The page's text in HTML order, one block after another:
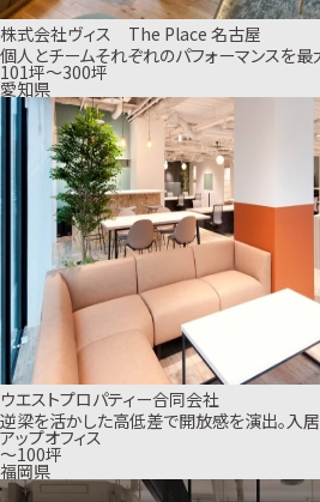
株式会社ヴィス The Place 名古屋
個人とチームそれぞれのパフォーマンスを最
101坪〜300坪
愛知県
ウエストプロパティー合同会社
逆梁を活かした高低差で開放感を演出。入
アップオフィス
〜100坪
福岡県